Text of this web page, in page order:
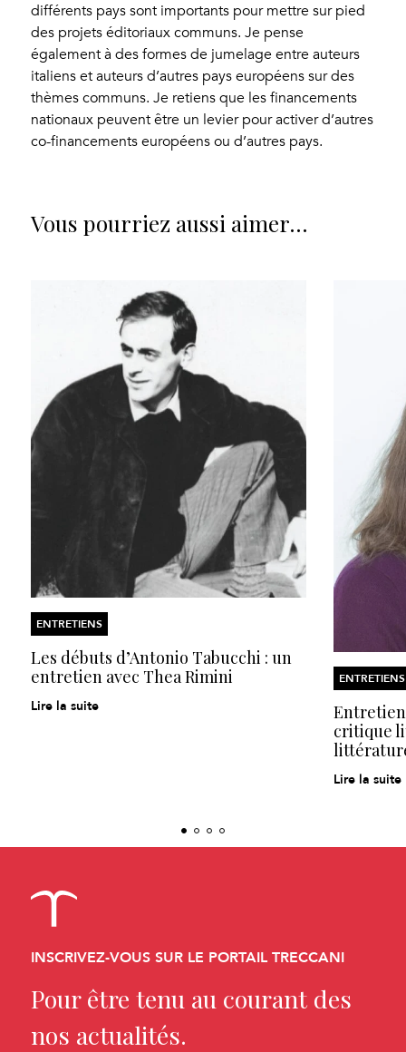
différents pays sont importants pour mettre sur pied
des projets éditoriaux communs. Je pense
également à des formes de jumelage entre auteurs
italiens et auteurs d’autres pays européens sur des
thèmes communs. Je retiens que les financements
nationaux peuvent être un levier pour activer d’autres
co-financements européens ou d’autres pays.
Vous pourriez aussi aimer…
ENTRETIENS
Les débuts d’Antonio Tabucchi : un
entretien avec Thea Rimini
Lire la suite
ENTRETIENS
Entretien
critique
Lire la suite
INSCRIVEZ-VOUS SUR LE PORTAIL TRECCANI
Pour être tenu au courant des
nos actualités.